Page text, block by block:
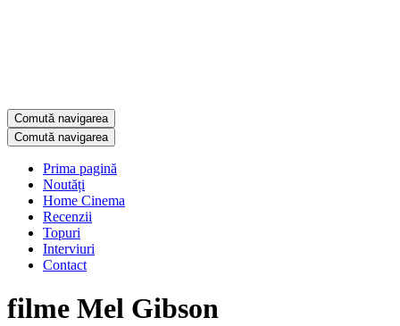
Comută navigarea
Comută navigarea
Prima pagină
Noutăți
Home Cinema
Recenzii
Topuri
Interviuri
Contact
filme Mel Gibson